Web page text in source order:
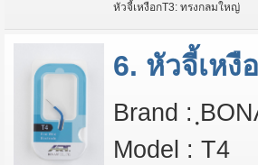
หัวจี้เหงือกT3: ทรงกลมใหญ่
6. หัวจี้เหงื
Brand :
Model : T4